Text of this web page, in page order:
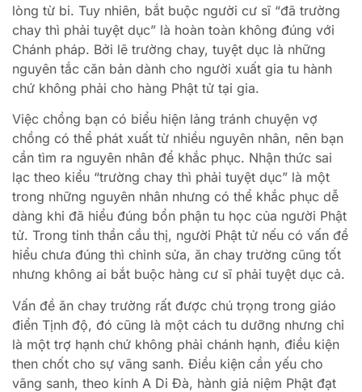
lòng từ bi. Tuy nhiên, bắt buộc người cư sĩ “đã trường
chay thì phải tuyệt dục” là hoàn toàn không đúng với
Chánh pháp. Bởi lẽ trường chay, tuyệt dục là những
nguyên tắc căn bản dành cho người xuất gia tu hành
chứ không phải cho hàng Phật tử tại gia.
Việc chồng bạn có biểu hiện lảng tránh chuyện vợ
chồng có thể phát xuất từ nhiều nguyên nhân, nên bạn
cần tìm ra nguyên nhân để khắc phục. Nhận thức sai
lạc theo kiểu “trường chay thì phải tuyệt dục” là một
trong những nguyên nhân nhưng có thể khắc phục dễ
dàng khi đã hiểu đúng bổn phận tu học của người Phật
tử. Trong tinh thần cầu thị, người Phật tử nếu có vấn đề
hiểu chưa đúng thì chỉnh sửa, ăn chay trường cũng tốt
nhưng không ai bắt buộc hàng cư sĩ phải tuyệt dục cả.
Vấn đề ăn chay trường rất được chú trọng trong giáo
điển Tịnh độ, đó cũng là một cách tu dưỡng nhưng chỉ
là một trợ hạnh chứ không phải chánh hạnh, điều kiện
then chốt cho sự vãng sanh. Điều kiện cần yếu cho
vãng sanh, theo kinh A Di Đà, hành giả niệm Phật đạt